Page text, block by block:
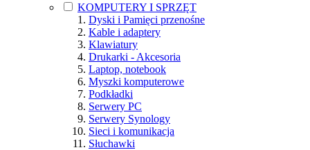
KOMPUTERY I SPRZĘT
Dyski i Pamięci przenośne
Kable i adaptery
Klawiatury
Drukarki - Akcesoria
Laptop, notebook
Myszki komputerowe
Podkładki
Serwery PC
Serwery Synology
Sieci i komunikacja
Słuchawki